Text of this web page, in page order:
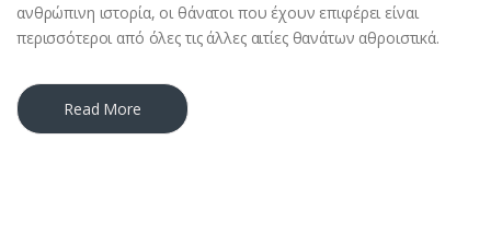
ανθρώπινη ιστορία, οι θάνατοι που έχουν επιφέρει είναι
περισσότεροι από όλες τις άλλες αιτίες θανάτων αθροιστικά.
Read More